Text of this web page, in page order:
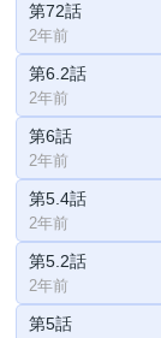
第72話
2年前
第6.2話
2年前
第6話
2年前
第5.4話
2年前
第5.2話
2年前
第5話